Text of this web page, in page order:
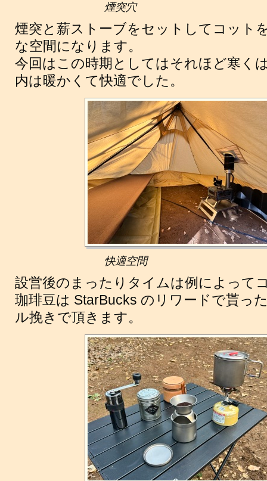
煙突穴
煙突と薪ストーブをセットしてコット
な空間になります。
今回はこの時期としてはそれほど寒く
内は暖かくて快適でした。
快適空間
設営後のまったりタイムは例によって
珈琲豆は StarBucks のリワードで貰っ
ル挽きで頂きます。